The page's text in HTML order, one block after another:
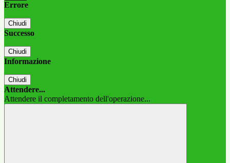
Errore
Chiudi
Successo
Chiudi
Informazione
Chiudi
Attendere...
Attendere il completamento dell'operazione...